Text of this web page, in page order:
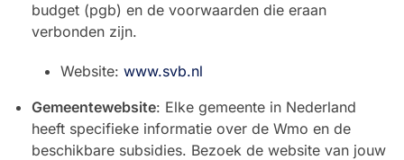
budget (pgb) en de voorwaarden die eraan
verbonden zijn.
Website: www.svb.nl
Gemeentewebsite: Elke gemeente in Nederland
heeft specifieke informatie over de Wmo en de
beschikbare subsidies. Bezoek de website van jouw